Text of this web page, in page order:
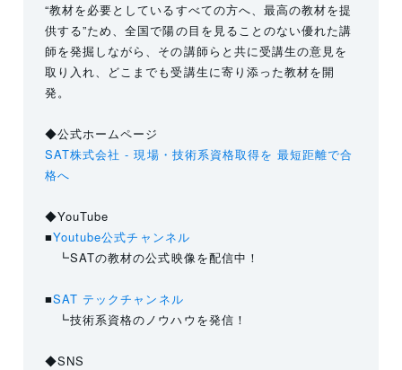
“教材を必要としているすべての方へ、最高の教材を提
供する”ため、全国で陽の目を見ることのない優れた講
師を発掘しながら、その講師らと共に受講生の意見を
取り入れ、どこまでも受講生に寄り添った教材を開
発。
◆公式ホームページ
SAT株式会社 - 現場・技術系資格取得を 最短距離で合
格へ
◆YouTube
■Youtube公式チャンネル
┗SATの教材の公式映像を配信中！
■SAT テックチャンネル
┗技術系資格のノウハウを発信！
◆SNS